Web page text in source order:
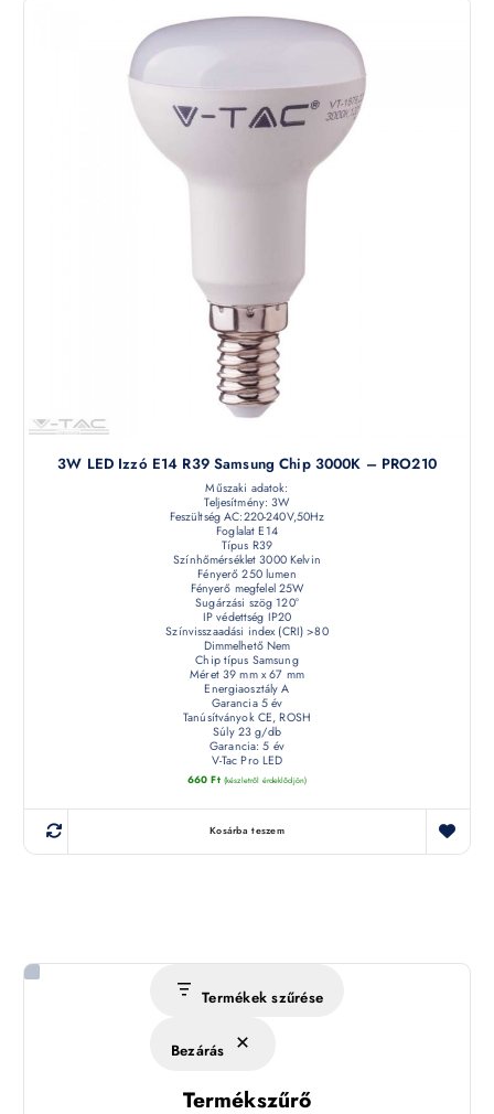
3W LED Izzó E14 R39 Samsung Chip 3000K – PRO210
Műszaki adatok:
Teljesítmény: 3W
Feszültség AC:220-240V,50Hz
Foglalat E14
Típus R39
Színhőmérséklet 3000 Kelvin
Fényerő 250 lumen
Fényerő megfelel 25W
Sugárzási szög 120°
IP védettség IP20
Színvisszaadási index (CRI) >80
Dimmelhető Nem
Chip típus Samsung
Méret 39 mm x 67 mm
Energiaosztály A
Garancia 5 év
Tanúsítványok CE, ROSH
Súly 23 g/db
Garancia: 5 év
V-Tac Pro LED
660Ft (készletről érdeklődjön)
Kosárba teszem
Termékek szűrése
Bezárás
Termékszűrő